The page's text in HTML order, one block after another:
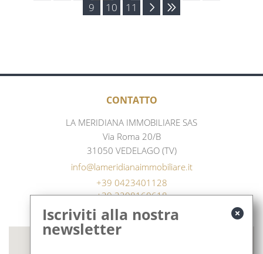
9
10 11
CONTATTO
LA MERIDIANA IMMOBILIARE SAS
Via Roma 20/B
31050 VEDELAGO (TV)
info@lameridianaimmobiliare.it
+39 0423401128
+39 3208160618
DOVE SIAMO
Iscriviti alla nostra
newsletter